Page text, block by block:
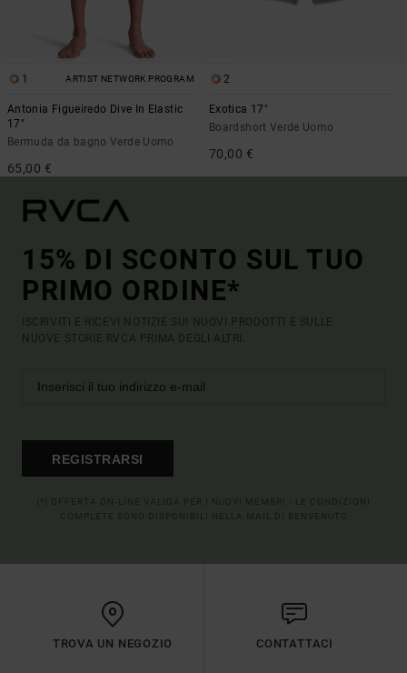
1 ARTIST NETWORK PROGRAM
Antonia Figueiredo Dive In Elastic
17"
Bermuda da bagno Verde Uomo
65,00 €
2
Exotica 17"
Boardshort Verde Uomo
70,00 €
15% DI SCONTO SUL TUO
PRIMO ORDINE*
ISCRIVITI E RICEVI NOTIZIE SUI NUOVI PRODOTTI E SULLE
NUOVE STORIE RVCA PRIMA DEGLI ALTRI.
REGISTRARSI
TROVA UN NEGOZIO CONTATTACI